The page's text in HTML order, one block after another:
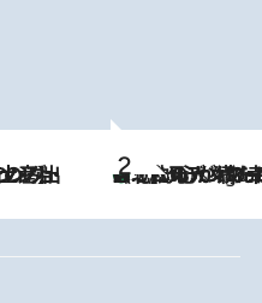
2 Hours Ago
《北欧の人々の幸福度が高いのは…》元デンマーク親善大使が出会った“心が満たされる暮らし”「いいかげんにヒュッゲしなさい！」